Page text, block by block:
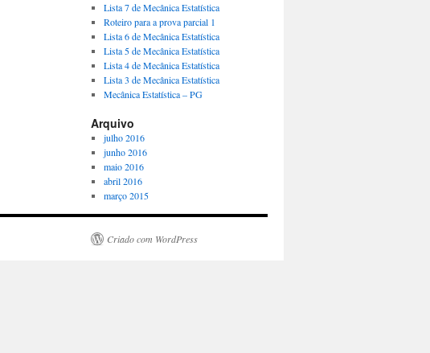
Lista 7 de Mecânica Estatística
Roteiro para a prova parcial 1
Lista 6 de Mecânica Estatística
Lista 5 de Mecânica Estatística
Lista 4 de Mecânica Estatística
Lista 3 de Mecânica Estatística
Mecânica Estatística – PG
Arquivo
julho 2016
junho 2016
maio 2016
abril 2016
março 2015
Criado com WordPress